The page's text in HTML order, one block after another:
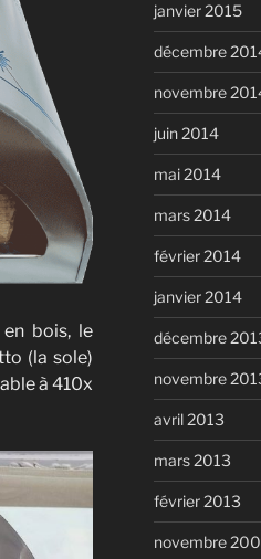
bois, le
(la sole)
à 410x
janvier 2015
décembre
novembre
juin 2014
mai 2014
mars 2014
février 2014
janvier 2014
décembre
novembre
avril 2013
mars 2013
février 2013
novembre